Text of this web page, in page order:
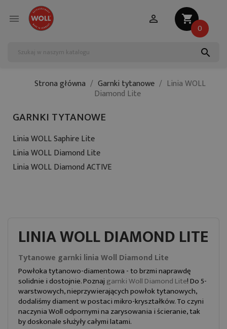
 shopping_cart
0

search
Strona główna Garnki tytanowe Linia WOLL
Diamond Lite
GARNKI TYTANOWE
Linia WOLL Saphire Lite
Linia WOLL Diamond Lite
Linia WOLL Diamond ACTIVE
LINIA WOLL DIAMOND LITE
Tytanowe garnki linia Woll Diamond Lite
Powłoka tytanowo-diamentowa - to brzmi naprawdę
solidnie i dostojnie. Poznaj garnki Woll Diamond Lite! Do 5-
warstwowych, nieprzywierających powłok tytanowych,
dodaliśmy diament w postaci mikro-kryształków. To czyni
naczynia Woll odpornymi na zarysowania i ścieranie, tak
by doskonale służyły całymi latami.